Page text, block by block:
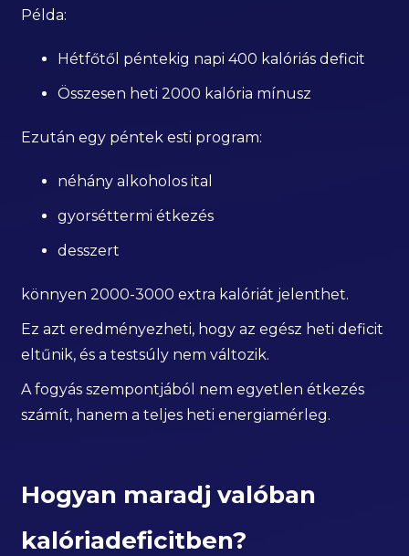
Példa:
Hétfőtől péntekig napi 400 kalóriás deficit
Összesen heti 2000 kalória mínusz
Ezután egy péntek esti program:
néhány alkoholos ital
gyorséttermi étkezés
desszert
könnyen 2000-3000 extra kalóriát jelenthet.
Ez azt eredményezheti, hogy az egész heti deficit
eltűnik, és a testsúly nem változik.
A fogyás szempontjából nem egyetlen étkezés
számít, hanem a teljes heti energiamérleg.
Hogyan maradj valóban
kalóriadeficitben?